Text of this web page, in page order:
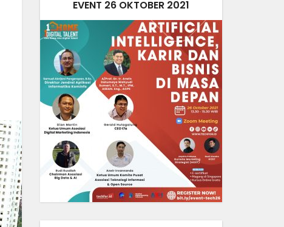
EVENT 26 OKTOBER 2021